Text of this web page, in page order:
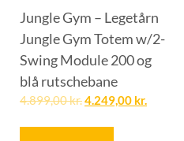
Jungle Gym – Legetårn
Jungle Gym Totem w/2-
Swing Module 200 og
blå rutschebane
4.899,00kr.4.249,00 kr.